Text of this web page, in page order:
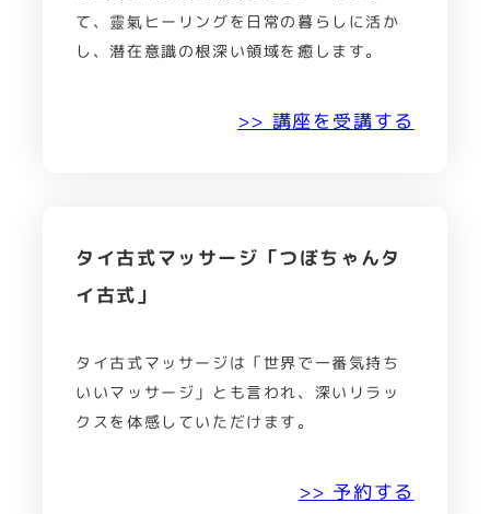
て、靈氣ヒーリングを日常の暮らしに活か
し、潜在意識の根深い領域を癒します。
>> 講座を受講する
タイ古式マッサージ「つぼちゃんタ
イ古式」
タイ古式マッサージは「世界で一番気持ち
いいマッサージ」とも言われ、深いリラッ
クスを体感していただけます。
>> 予約する